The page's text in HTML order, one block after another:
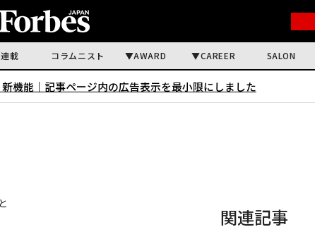
連載 コラムニスト AWARD CAREER SALON
機能｜ 記事ページ内の広告表示を最小限にしました
関連記事